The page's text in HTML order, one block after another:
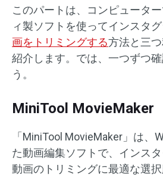
このパートは、コンピュータ
ィ製ソフトを使ってインスタ
画をトリミングする方法と三
紹介します。では、一つずつ
う。
MiniTool MovieMaker
「MiniTool MovieMaker」は、
た動画編集ソフトで、インス
動画のトリミングに最適な選